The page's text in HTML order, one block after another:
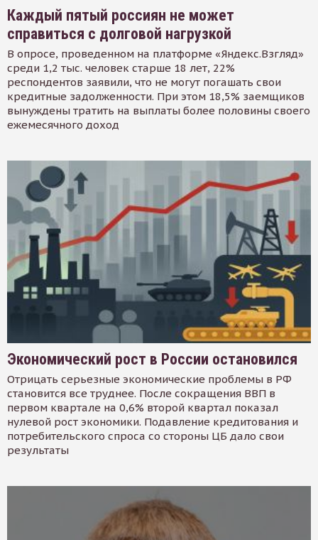
Каждый пятый россиян не может
справиться с долговой нагрузкой
В опросе, проведенном на платформе «Яндекс.Взгляд»
среди 1,2 тыс. человек старше 18 лет, 22%
респондентов заявили, что не могут погашать свои
кредитные задолженности. При этом 18,5% заемщиков
вынуждены тратить на выплаты более половины своего
ежемесячного доход
Экономический рост в России остановился
Отрицать серьезные экономические проблемы в РФ
становится все труднее. После сокращения ВВП в
первом квартале на 0,6% второй квартал показал
нулевой рост экономики. Подавление кредитования и
потребительского спроса со стороны ЦБ дало свои
результаты